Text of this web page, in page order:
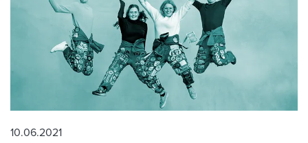
10.06.2021